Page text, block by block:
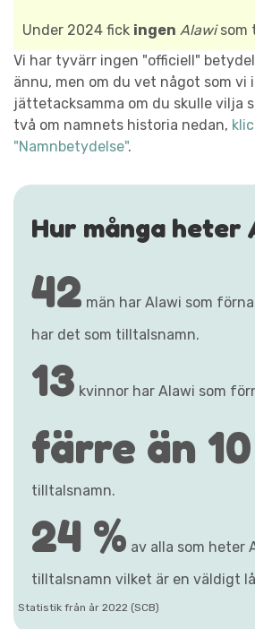
Under 2024 fick ingen Alawisom
Vi har tyvärr ingen "officiell"
ännu, men om du vet något som vi
jättetacksamma om du skulle vilja
två om namnets historia nedan,
"Namnbetydelse".
Hur många heter
42 män har Alawi som
har det som tilltalsnamn.
13 kvinnor har Alawi som
färre än 10
tilltalsnamn.
24 % av alla som heter
tilltalsnamn vilket är en väldigt
Statistik från år 2022 (SCB)